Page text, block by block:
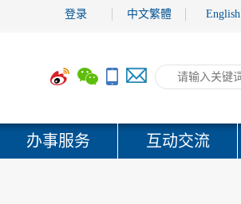
登录 中文繁體 English
办事服务 互动交流